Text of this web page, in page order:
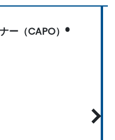
ー（CAPO）®